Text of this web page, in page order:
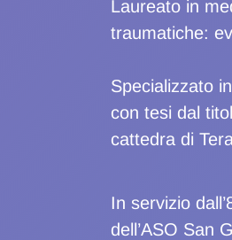
Laureato in
traumatiche:
Specializzato
con tesi dal
cattedra di
In servizio
dell’ASO San